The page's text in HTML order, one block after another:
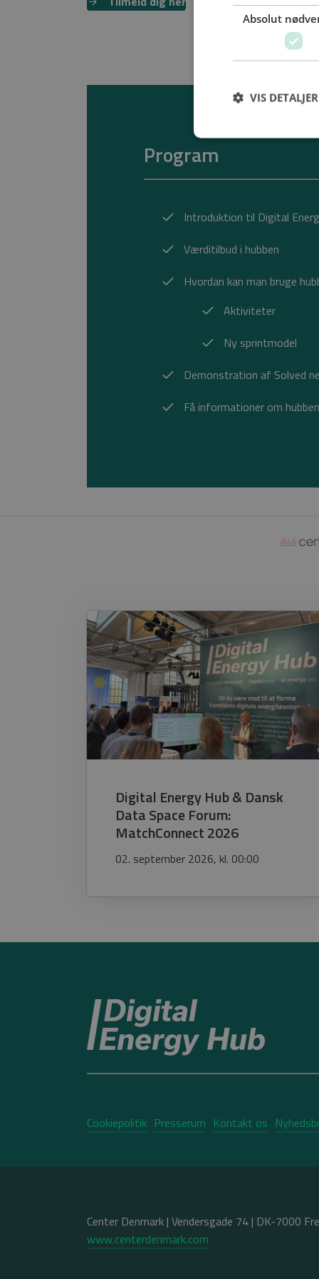
Program
Introduktion til Digital
Værditilbud i hubben
Hvordan kan man bruge
Aktiviteter​
Ny sprintmodel
Demonstration af Solved
Få informationer om
Digital Energy Hub & Dansk
Data Space Forum:
MatchConnect 2026
02. september 2026, kl. 00:00
Cookiepolitik Presserum Kontakt os
Center Denmark | Vendersgade 74 | DK-7000
www.centerdenmark.com
Absolut
VIS DETALJER